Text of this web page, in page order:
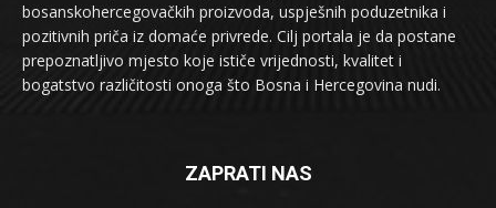
bosanskohercegovačkih proizvoda, uspješnih poduzetnika i
pozitivnih priča iz domaće privrede. Cilj portala je da postane
prepoznatljivo mjesto koje ističe vrijednosti, kvalitet i
bogatstvo različitosti onoga što Bosna i Hercegovina nudi.
ZAPRATI NAS